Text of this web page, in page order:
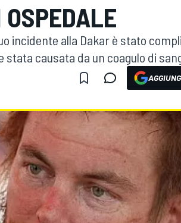
incidente alla Dakar è stato
causata da un coagulo di